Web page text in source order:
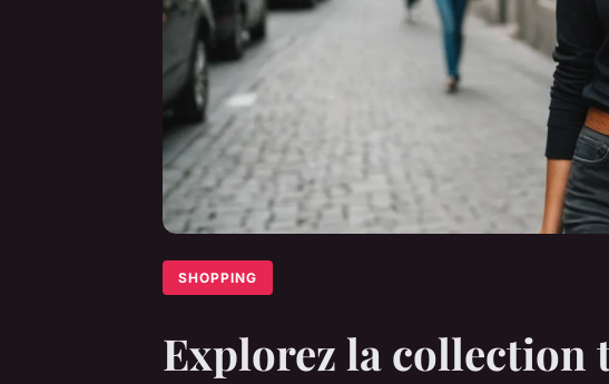
SHOPPING
Explorez la collection